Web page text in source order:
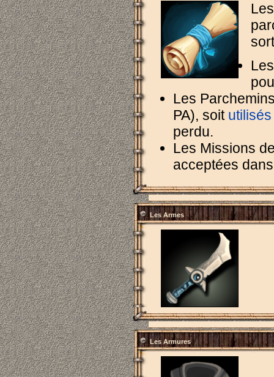
Les
PA), soit utilisés
perdu.
Les Missions
acceptées
Les Armes
Les Armures